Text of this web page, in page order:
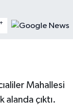
+
Mahallesi
alanda çıktı.